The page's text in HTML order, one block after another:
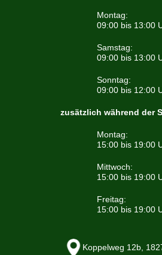
Montag:
09:00 bis 13:00
Samstag:
09:00 bis 13:00
Sonntag:
09:00 bis 12:00
zusätzlich während der
Montag:
15:00 bis 19:00
Mittwoch:
15:00 bis 19:00
Freitag:
15:00 bis 19:00
Koppelweg 12b,